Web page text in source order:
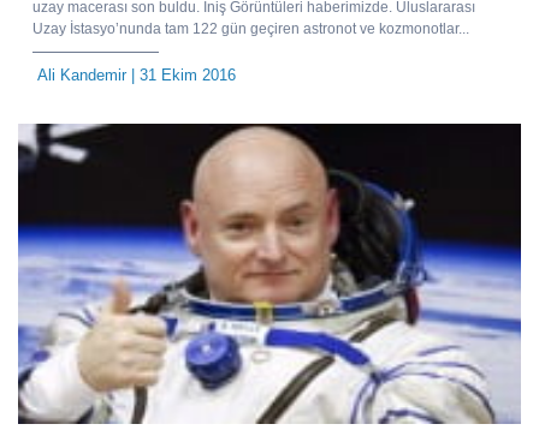
uzay macerası son buldu. İniş Görüntüleri haberimizde. Uluslararası
Uzay İstasyo’nunda tam 122 gün geçiren astronot ve kozmonotlar...
Ali Kandemir| 31 Ekim 2016